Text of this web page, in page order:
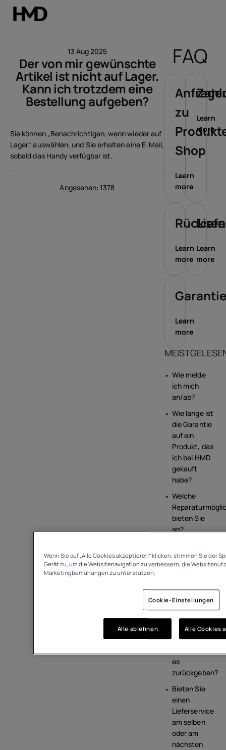
Smartphones
Feature phones
Angebote
13 Aug 2025
Der von mir gewünschte
Artikel ist nicht auf Lager.
Kann ich trotzdem eine
Bestellung aufgeben?
Sie können „Benachrichtigen, wenn wieder auf
Lager“ auswählen, und Sie erhalten eine E-Mail,
sobald das Handy verfügbar ist.
Angesehen: 1378
FAQ
zu
Shop
Learn
more
Learn
more
Learn
more
Learn
more
Learn
more
Wie melde
ich mich
an/ab?
Wie lange ist
die Garantie
auf ein
Produkt, das
ich bei HMD
gekauft
habe?
Welche
bieten Sie
an?
Mitteilungen
erhalte ich zu
Bestellung?
Mein Produkt
ist
beschädigt
angekommen.
es
zurückgeben?
Bieten Sie
einen
Lieferservice
am selben
oder am
nächsten
Wenn Sie auf „Alle Cookies akzeptieren“ klicken, stimmen Sie der
Gerät zu, um die Websitenavigation zu verbessern, die
Marketingbemühungen zu unterstützen.
Cookie-Einstellungen
Alle ablehnen Alle Cookies